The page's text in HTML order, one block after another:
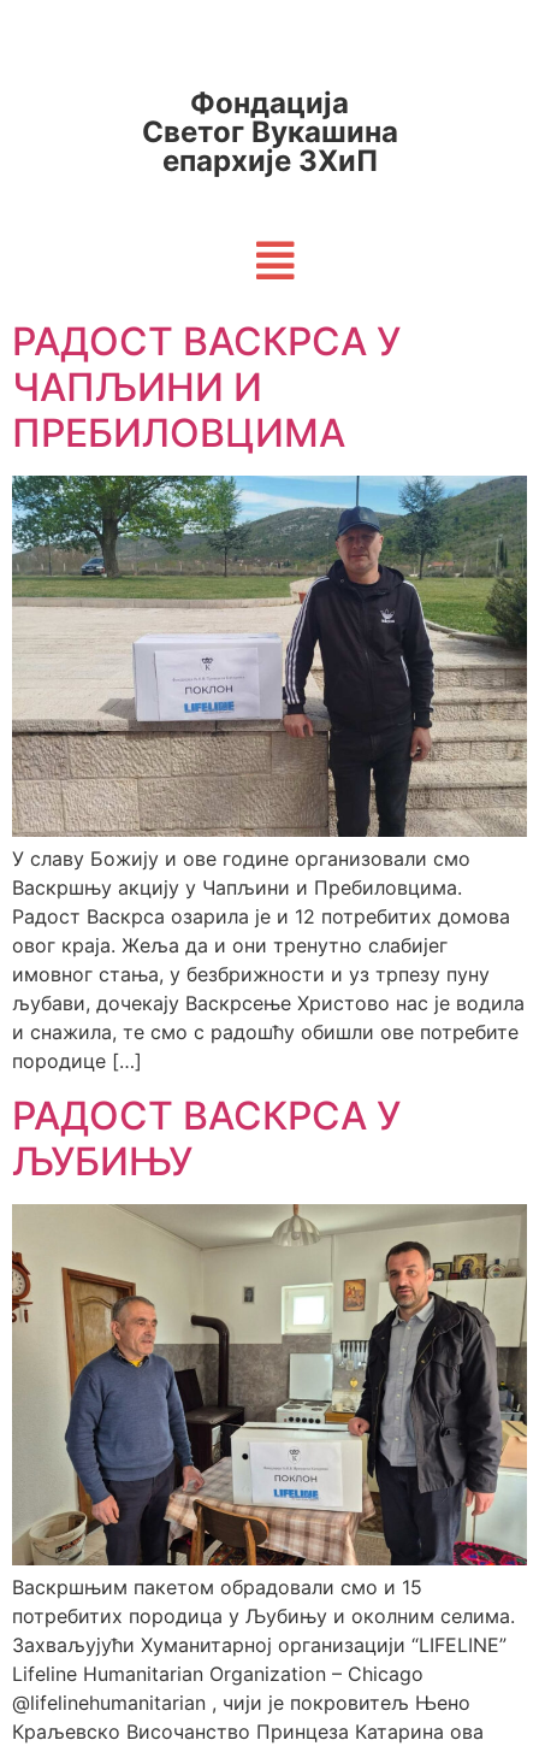
Фондација
Светог Вукашина
епархије ЗХиП
РАДОСТ ВАСКРСА У
ЧАПЉИНИ И
ПРЕБИЛОВЦИМА
У славу Божију и ове године организовали смо
Васкршњу акцију у Чапљини и Пребиловцима.
Радост Васкрса озарила је и 12 потребитих домова
овог краја. Жеља да и они тренутно слабијег
имовног стања, у безбрижности и уз трпезу пуну
љубави, дочекају Васкрсење Христово нас је водила
и снажила, те смо с радошћу обишли ове потребите
породице […]
РАДОСТ ВАСКРСА У
ЉУБИЊУ
Васкршњим пакетом обрадовали смо и 15
потребитих породица у Љубињу и околним селима.
Захваљујући Хуманитарној организацији “LIFELINE”
Lifeline Humanitarian Organization – Chicago
@lifelinehumanitarian , чији је покровитељ Њено
Краљевско Височанство Принцеза Катарина ова